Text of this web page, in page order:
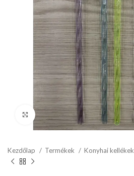
kattints a kinagyításhoz
Kezdőlap Termékek Konyhai kellékek